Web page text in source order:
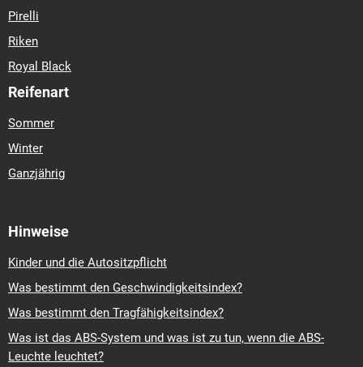
Pirelli
Riken
Royal Black
Reifenart
Sommer
Winter
Ganzjährig
Hinweise
Kinder und die Autositzpflicht
Was bestimmt den Geschwindigkeitsindex?
Was bestimmt den Tragfähigkeitsindex?
Was ist das ABS-System und was ist zu tun, wenn die ABS-
Leuchte leuchtet?